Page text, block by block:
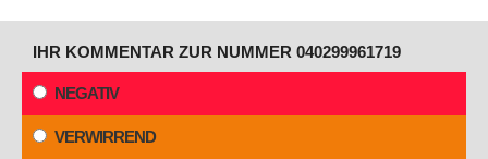
IHR KOMMENTAR ZUR NUMMER 040299961719
NEGATIV
VERWIRREND